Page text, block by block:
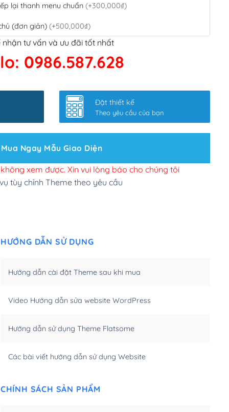
lại thanh menu chuẩn (+300,000₫)
(đơn giản) (+500,000₫)
Code ngân hàng(+100,000₫)
kết google, cập nhật sitemap(+50,000₫)
slider chính (+200,000₫)
site Wordpress(+100,000₫)
đăng web(+300,000₫)
tuỳ chọn
(+450,000₫)
(+950,000₫)
tư vấn và ưu đãi tốt nhất
0986.587.628
Đặt thiết kế
Theo yêu cầu của bạn
Mua Ngay Mẫu Giao Diện
xem được. Xin vui lòng báo cho chúng tôi
tùy chỉnh Theme theo yêu cầu
HƯỚNG DẪN SỬ DỤNG
Hướng dẫn cài đặt Theme sau khi mua
Video Hướng dẫn sửa website WordPress
Hướng dẫn sử dụng Theme Flatsome
Các bài viết hướng dẫn sử dụng Website
CHÍNH SÁCH SẢN PHẨM